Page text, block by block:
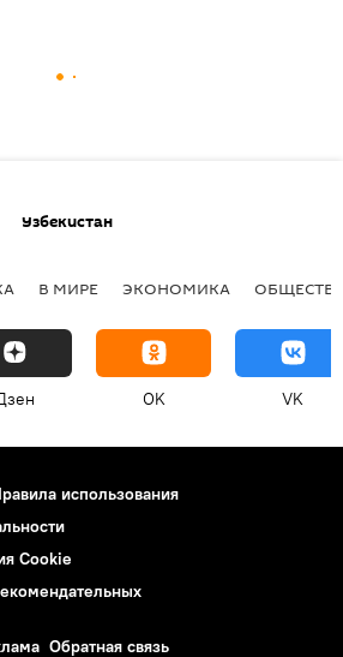
Узбекистан
В МИРЕ ЭКОНОМИКА
OK VK
использования
Cookie
Обратная связь